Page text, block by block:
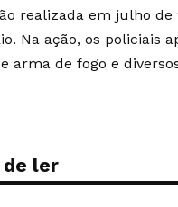
realizada em julho de
Na ação, os policiais
arma de fogo e
de ler